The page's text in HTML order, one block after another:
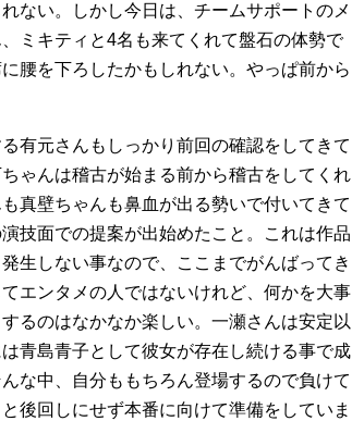
ない。しかし今日は、チームサポートのメ
ミキティと4名も来てくれて盤石の体勢で
腰を下ろしたかもしれない。やっぱ前から
有元さんもしっかり前回の確認をしてきて
ゃんは稽古が始まる前から稽古をしてくれ
真壁ちゃんも鼻血が出る勢いで付いてきて
技面での提案が出始めたこと。これは作品
生しない事なので、ここまでがんばってき
エンタメの人ではないけれど、何かを大事
るのはなかなか楽しい。一瀬さんは安定以
青島青子として彼女が存在し続ける事で成
な中、自分ももちろん登場するので負けて
後回しにせず本番に向けて準備をしていま